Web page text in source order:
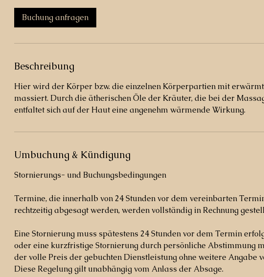
n
Buchung anfragen
Beschreibung
Hier wird der Körper bzw. die einzelnen Körperpartien mit
massiert. Durch die ätherischen Öle der Kräuter, die bei der
entfaltet sich auf der Haut eine angenehm wärmende Wirkung.
Umbuchung & Kündigung
Stornierungs- und Buchungsbedingungen
Termine, die innerhalb von 24 Stunden vor dem vereinbarten
rechtzeitig abgesagt werden, werden vollständig in Rechnung
Eine Stornierung muss spätestens 24 Stunden vor dem Termin
oder eine kurzfristige Stornierung durch persönliche Abstimmung
der volle Preis der gebuchten Dienstleistung ohne weitere Angabe
Diese Regelung gilt unabhängig vom Anlass der Absage.